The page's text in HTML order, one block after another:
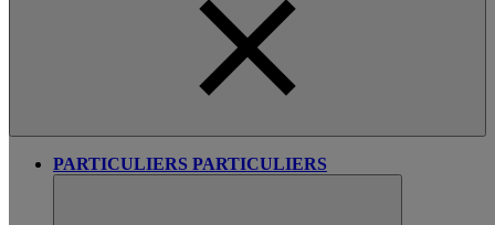
PARTICULIERS PARTICULIERS